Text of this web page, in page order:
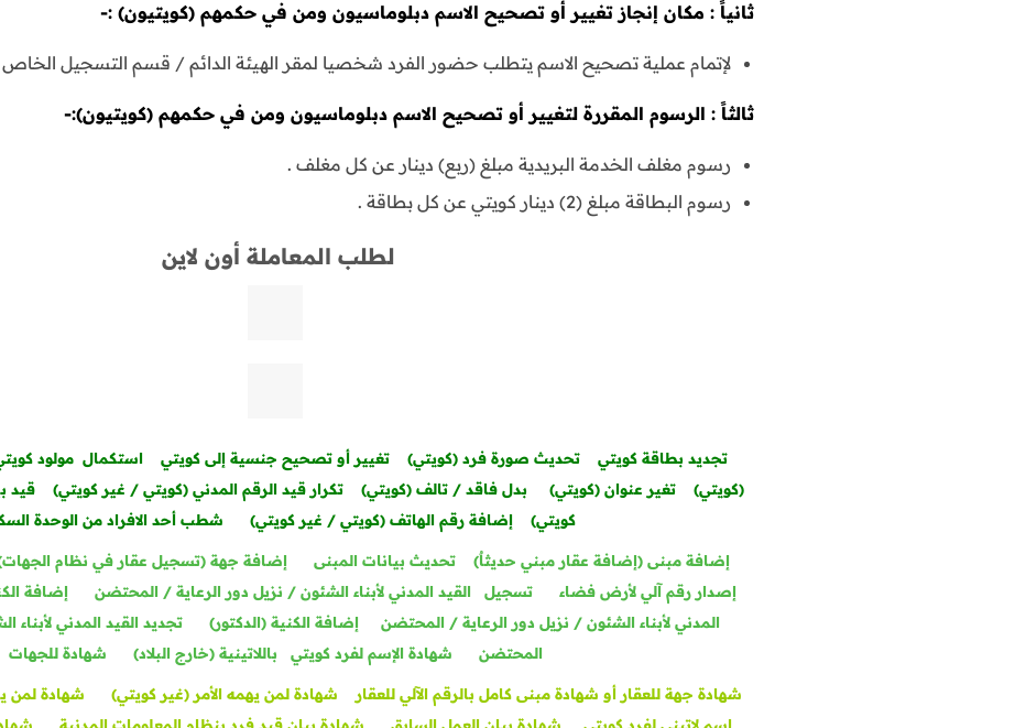
ثانياً : مكان إنجاز تغيير أو تصحيح الاسم دبلوماسيون ومن في حكمهم (كويتيون) :-
لإتمام عملية تصحيح الاسم يتطلب حضور الفرد شخصيا لمقر الهيئة الدائم / قسم التسجيل الخاص /
ثالثاً : الرسوم المقررة لتغيير أو تصحيح الاسم دبلوماسيون ومن في حكمهم (كويتيون):-
رسوم مغلف الخدمة البريدية مبلغ (ربع) دينار عن كل مغلف .
رسوم البطاقة مبلغ (2) دينار كويتي عن كل بطاقة .
لطلب المعاملة أون لاين
تجديد بطاقة كويتي تحديث صورة فرد (كويتي) تغيير أو تصحيح جنسية إلى كويتي استكمال مولود
(كويتي)
تغير عنوان (كويتي) بدل فاقد / تالف (كويتي) تكرار قيد الرقم المدني (كويتي / غير كويتي)
قيد
كويتي)
إضافة رقم الهاتف (كويتي / غير كويتي) شطب أحد الافراد من الوحدة
إضافة مبنى (إضافة عقار مبني حديثاٌ) تحديث بيانات المبنى إضافة جهة (تسجيل عقار في نظام
إصدار رقم آلي لأرض فضاء
تسجيل القيد المدني لأبناء الشئون / نزيل دور الرعاية / المحتضن إضافة
المدني لأبناء الشئون / نزيل دور الرعاية / المحتضن
إضافة الكنية (الدكتور)
تجديد القيد المدني لأبناء
المحتضن
شهادة الإسم لفرد كويتي باللاتينية (خارج البلاد) شهادة للجهات
شهادة جهة للعقار أو شهادة مبنى كامل بالرقم الآلي للعقار شهادة لمن يهمه الأمر (غير كويتي) شهادة لمن
إسم لاتيني لفرد كويتي
شهادة بيان العمل السابق شهادة بيان قيد فرد بنظام المعلومات المدنية